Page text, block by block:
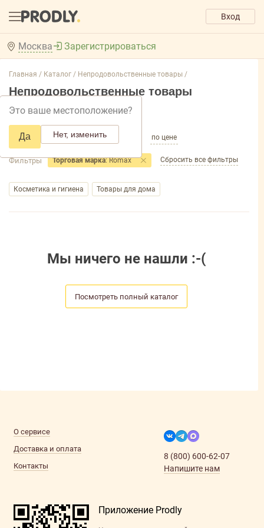
Вход
Москва
Это ваше местоположение?
Да Нет, изменить
Зарегистрироваться
Главная / Каталог / Непродовольственные товары /
Непродовольственные товары
Добавить фильтр товаров
по популярности по названию по цене
Фильтры Торговая марка: Romax Сбросить все фильтры
Косметика и гигиена Товары для дома
Мы ничего не нашли :-(
Посмотреть полный каталог
О сервисе
Доставка и оплата
Контакты
8 (800) 600-62-07
Напишите нам
Приложение Prodly